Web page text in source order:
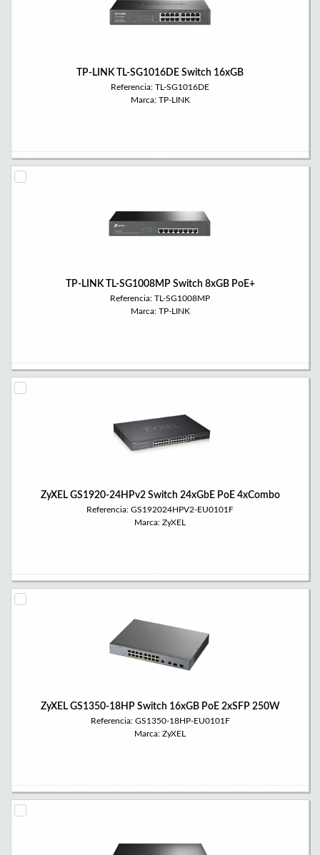
TP-LINK TL-SG1016DE Switch 16xGB
Referencia: TL-SG1016DE
Marca: TP-LINK
TP-LINK TL-SG1008MP Switch 8xGB PoE+
Referencia: TL-SG1008MP
Marca: TP-LINK
ZyXEL GS1920-24HPv2 Switch 24xGbE PoE 4xCombo
Referencia: GS192024HPV2-EU0101F
Marca: ZyXEL
ZyXEL GS1350-18HP Switch 16xGB PoE 2xSFP 250W
Referencia: GS1350-18HP-EU0101F
Marca: ZyXEL